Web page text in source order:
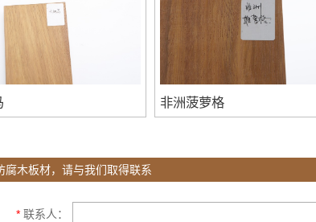
非洲菠萝格
腐木板材，请与我们取得联系
* 联系人：